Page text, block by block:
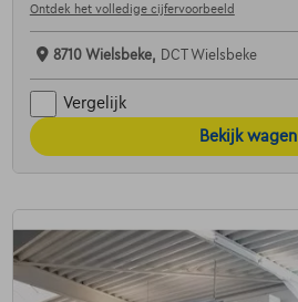
Ontdek het volledige cijfervoorbeeld
8710 Wielsbeke, DCT Wielsbeke
Vergelijk
Bekijk wagen